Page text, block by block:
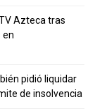
Azteca tras
en
pidió liquidar
de insolvencia